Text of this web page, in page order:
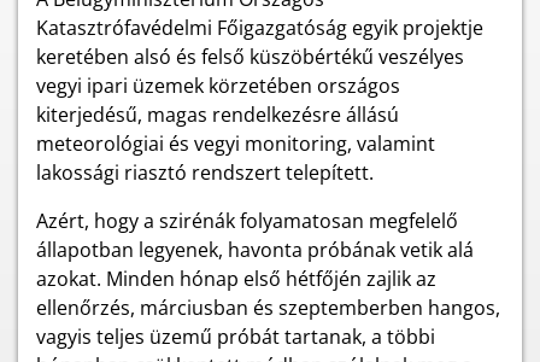
Katasztrófavédelmi Főigazgatóság egyik projektje
keretében alsó és felső küszöbértékű veszélyes
vegyi ipari üzemek körzetében országos
kiterjedésű, magas rendelkezésre állású
meteorológiai és vegyi monitoring, valamint
lakossági riasztó rendszert telepített.
Azért, hogy a szirénák folyamatosan megfelelő
állapotban legyenek, havonta próbának vetik alá
azokat. Minden hónap első hétfőjén zajlik az
ellenőrzés, márciusban és szeptemberben hangos,
vagyis teljes üzemű próbát tartanak, a többi